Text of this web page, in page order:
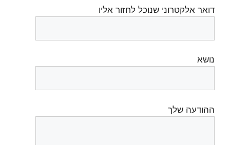
דואר אלקטרוני שנוכל לחזור אליו
נושא
ההודעה שלך